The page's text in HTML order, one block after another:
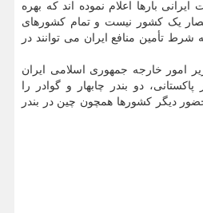
بارها اعلام نموده اند که بهره
یک کشور نیست و تمام کشورهای
تأمین منافع ایران می توانند در
امور خارجه جمهوری اسلامی ایران
دو بندر چابهار و گوادر را
دیگر کشورها همچون چین در بندر